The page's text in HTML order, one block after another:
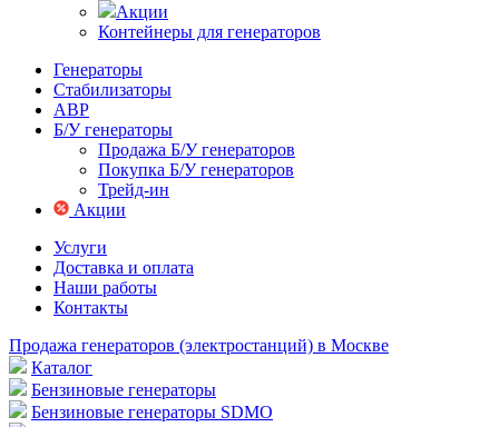
Акции
Контейнеры для генераторов
Генераторы
Стабилизаторы
АВР
Б/У генераторы
Продажа Б/У генераторов
Покупка Б/У генераторов
Трейд-ин
Акции
Услуги
Доставка и оплата
Наши работы
Контакты
Продажа генераторов (электростанций) в Москве
Каталог
Бензиновые генераторы
Бензиновые генераторы SDMO